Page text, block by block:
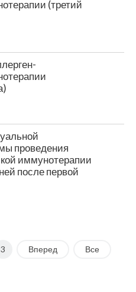
(третий
проведения
иммунотерапии
после первой
3 Вперед Все